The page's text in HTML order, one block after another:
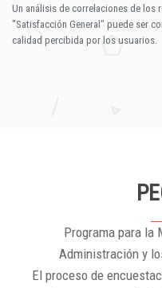
Un análisis de correlaciones de
"Satisfacción General" puede ser
calidad percibida por los usuarios.
Programa para la
Administración y
El proceso de